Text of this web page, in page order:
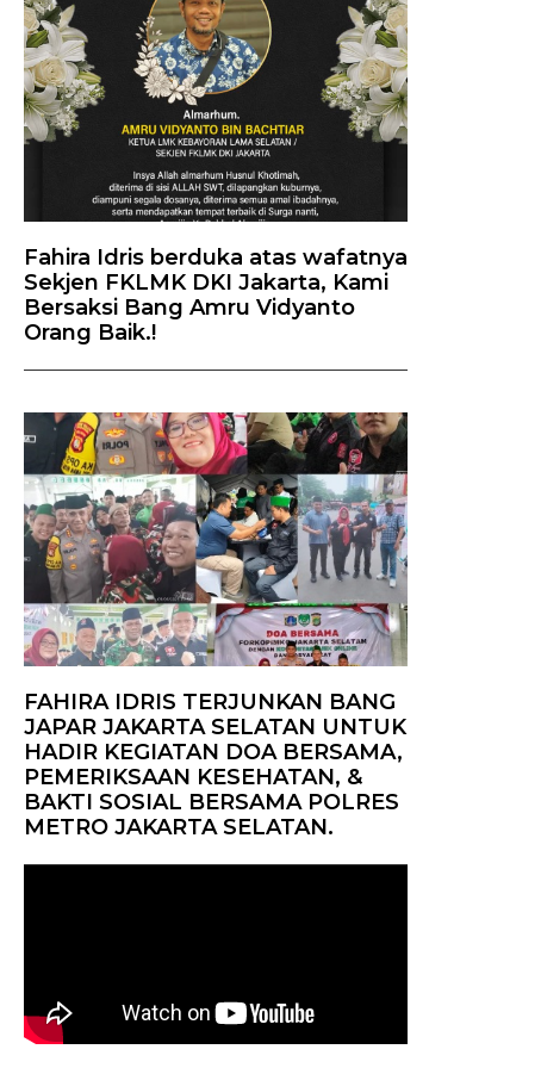
Fahira Idris berduka atas wafatnya
Sekjen FKLMK DKI Jakarta, Kami
Bersaksi Bang Amru Vidyanto
Orang Baik.!
FAHIRA IDRIS TERJUNKAN BANG
JAPAR JAKARTA SELATAN UNTUK
HADIR KEGIATAN DOA BERSAMA,
PEMERIKSAAN KESEHATAN, &
BAKTI SOSIAL BERSAMA POLRES
METRO JAKARTA SELATAN.